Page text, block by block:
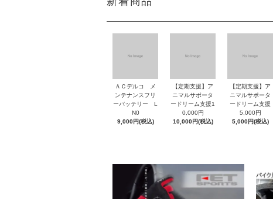
ＡＣデルコ メ
ンテナンスフリ
ーバッテリー L
N0
9,000円(税込)
【定期支援】ア
ニマルサポータ
ードリーム支援1
0,000円
10,000円(税込)
【定期支援】ア
ニマルサポータ
ードリーム支援
5,000円
5,000円(税込)